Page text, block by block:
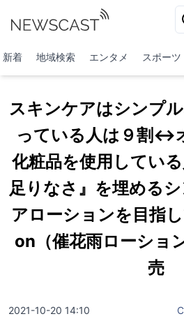
新着 地域検索 エンタメ スポーツ
スキンケアはシンプ
っている人は９割↔︎
化粧品を使用してい
足りなさ』を埋める
アローションを目指
on（催花雨ローショ
売
2021-10-20 14:10